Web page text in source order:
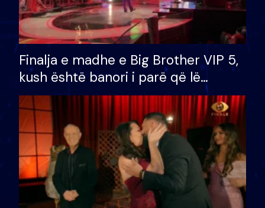
Finalja e madhe e Big Brother VIP 5,
kush është banori i parë që lë
shtëpinë dhe humb mundësinë për
të fituar çmimin e madh